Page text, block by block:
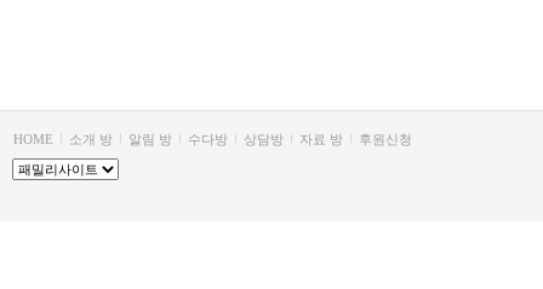
HOME 소개 방 알림 방 수다방 상담방 자료 방 후원신청